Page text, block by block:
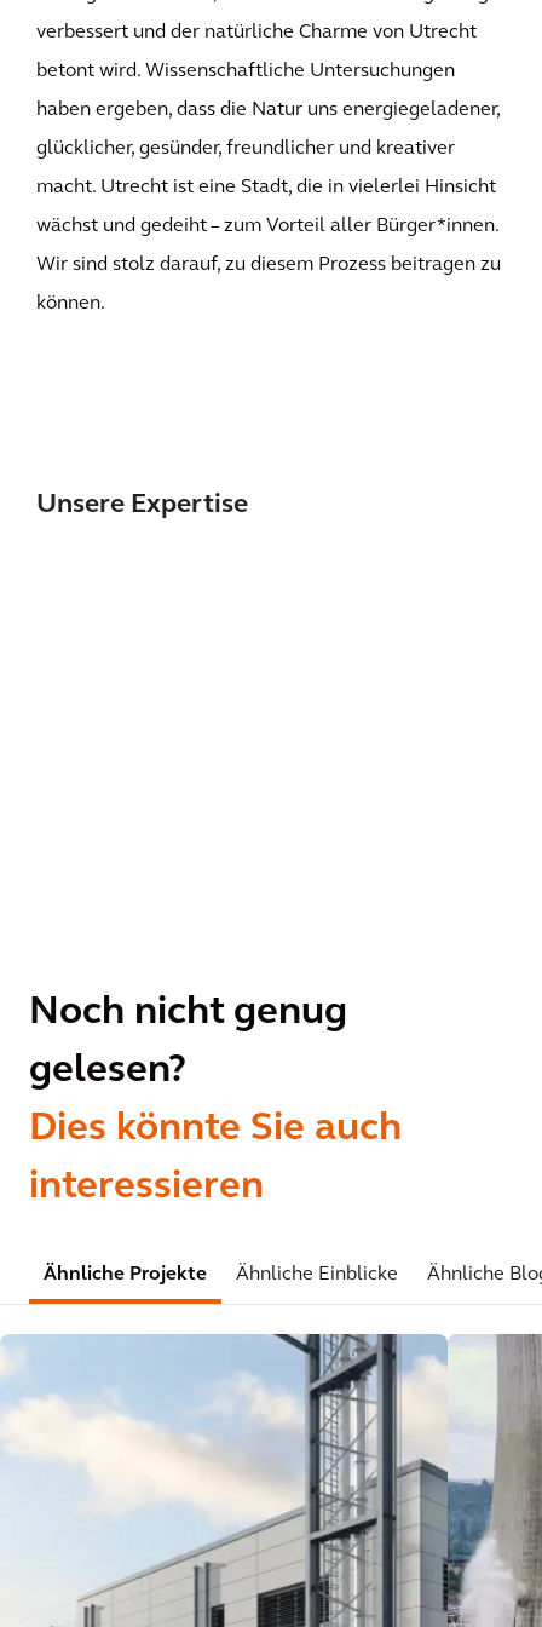
verbessert und der natürliche Charme von Utrecht
betont wird. Wissenschaftliche Untersuchungen
haben ergeben, dass die Natur uns energiegeladener,
glücklicher, gesünder, freundlicher und kreativer
macht. Utrecht ist eine Stadt, die in vielerlei Hinsicht
wächst und gedeiht – zum Vorteil aller Bürger*innen.
Wir sind stolz darauf, zu diesem Prozess beitragen zu
können.
Unsere Expertise
Noch nicht genug
gelesen?
Dies könnte Sie auch
interessieren
Ähnliche Projekte Ähnliche Einblicke Ähnliche